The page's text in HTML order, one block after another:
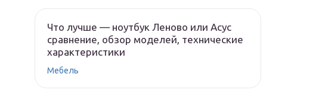
Что лучше — ноутбук Леново или Асус
сравнение, обзор моделей, технические
характеристики
Мебель